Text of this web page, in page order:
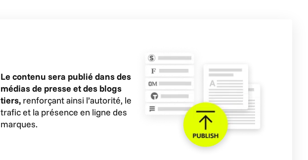
Le contenu sera publié dans des
médias de presse et des blogs
tiers, renforçant ainsi l’autorité, le
trafic et la présence en ligne des
marques.